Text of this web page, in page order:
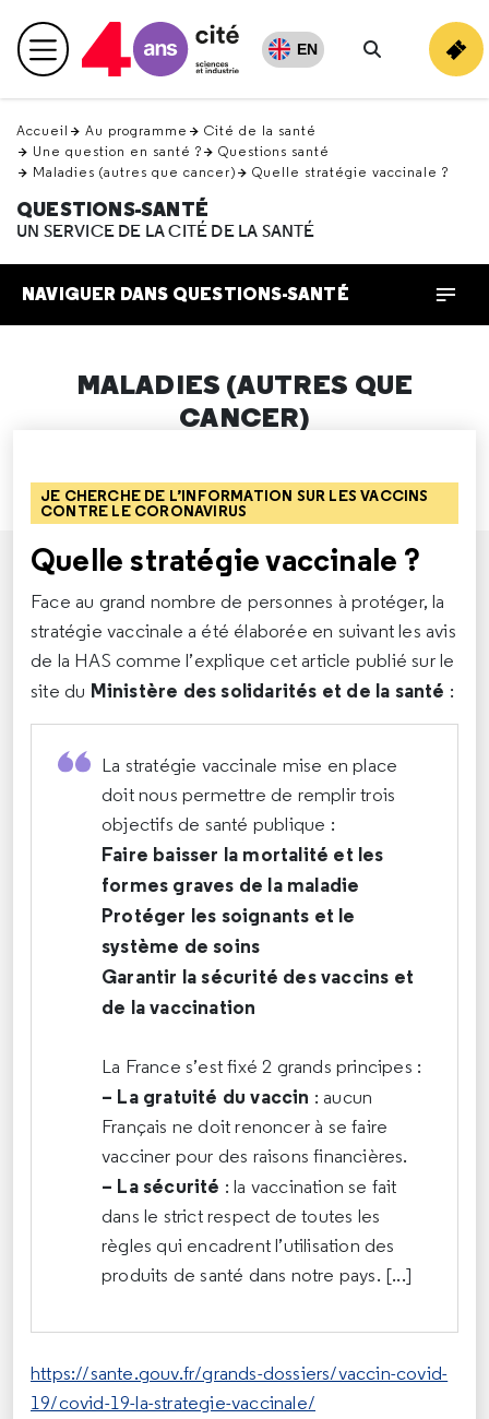
en
haut Menu principal EN
Rechercher
Accueil Au programme
Cité de la santé
Une question en santé ?
Questions santé
Maladies (autres que cancer)
Quelle stratégie vaccinale ?
QUESTIONS-SANTÉ
UN SERVICE DE LA CITÉ DE LA SANTÉ
NAVIGUER DANS QUESTIONS-SANTÉ
MALADIES (AUTRES QUE
CANCER)
JE CHERCHE DE L’INFORMATION SUR LES VACCINS
CONTRE LE CORONAVIRUS
Quelle stratégie vaccinale ?
Face au grand nombre de personnes à protéger, la
stratégie vaccinale a été élaborée en suivant les avis
de la HAS comme l’explique cet article publié sur le
site du Ministère des solidarités et de la santé :
La stratégie vaccinale mise en place
doit nous permettre de remplir trois
objectifs de santé publique :
Faire baisser la mortalité et les
formes graves de la maladie
Protéger les soignants et le
système de soins
Garantir la sécurité des vaccins et
de la vaccination
La France s’est fixé 2 grands principes :
– La gratuité du vaccin : aucun
Français ne doit renoncer à se faire
vacciner pour des raisons financières.
– La sécurité : la vaccination se fait
dans le strict respect de toutes les
règles qui encadrent l’utilisation des
produits de santé dans notre pays. [...]
https://sante.gouv.fr/grands-dossiers/vaccin-covid-
19/covid-19-la-strategie-vaccinale/